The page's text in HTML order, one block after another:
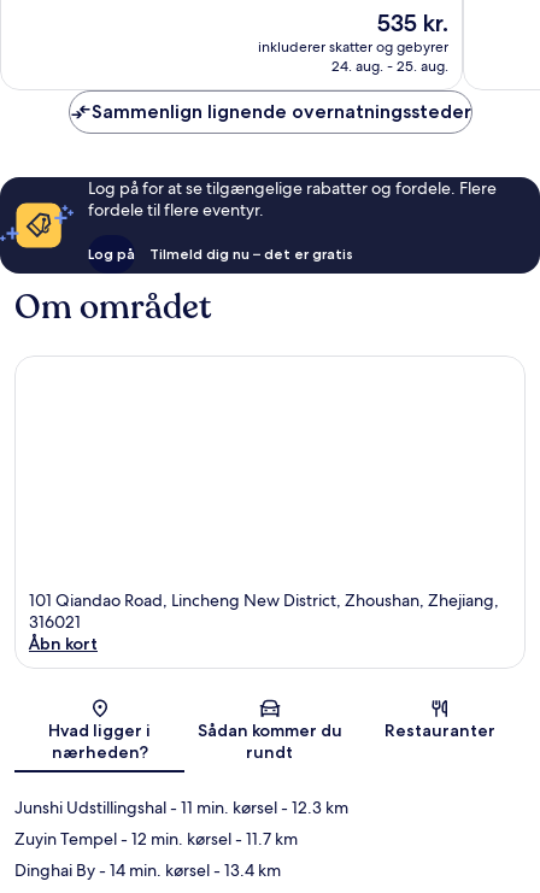
anmeldelser
Prisen
er
535 kr.
535 kr.
inkluderer skatter og gebyrer
24. aug. - 25. aug.
Sammenlign lignende overnatningssteder
Log på for at se tilgængelige rabatter og fordele. Flere
fordele til flere eventyr.
Log på Tilmeld dig nu – det er gratis
Om området
101 Qiandao Road, Lincheng New District, Zhoushan, Zhejiang,
316021
Åbn kort
Hvad ligger i
nærheden?
Sådan kommer du
rundt
Restauranter
Junshi Udstillingshal- 11 min. kørsel- 12.3 km
Zuyin Tempel- 12 min. kørsel- 11.7 km
Dinghai By- 14 min. kørsel- 13.4 km